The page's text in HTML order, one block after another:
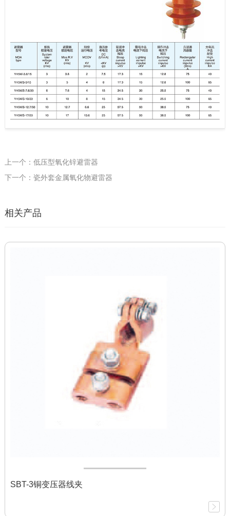
上一个：低压型氧化锌避雷器
下一个：瓷外套金属氧化物避雷器
相关产品
SBT-3铜变压器线夹